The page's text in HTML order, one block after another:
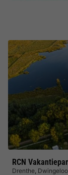
RCN
Drenthe, Dwingeloo